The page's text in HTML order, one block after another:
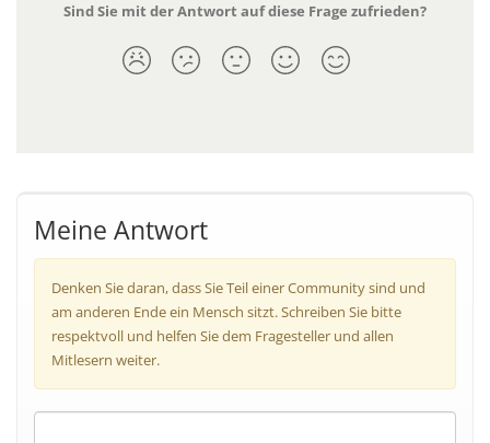
Sind Sie mit der Antwort auf diese Frage zufrieden?
Meine Antwort
Denken Sie daran, dass Sie Teil einer Community sind und
am anderen Ende ein Mensch sitzt. Schreiben Sie bitte
respektvoll und helfen Sie dem Fragesteller und allen
Mitlesern weiter.